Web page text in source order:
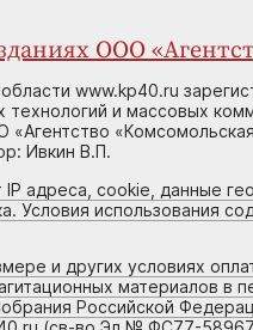
ООО
www.kp40.ru
технологий и массовых
Ивкин В.П.
IP адреса, cookie, данные
Условия использования
и других условиях
материалов в
Российской